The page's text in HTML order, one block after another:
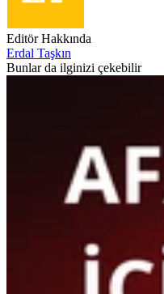
Editör Hakkında
Erdal Taşkın
Bunlar da ilginizi çekebilir